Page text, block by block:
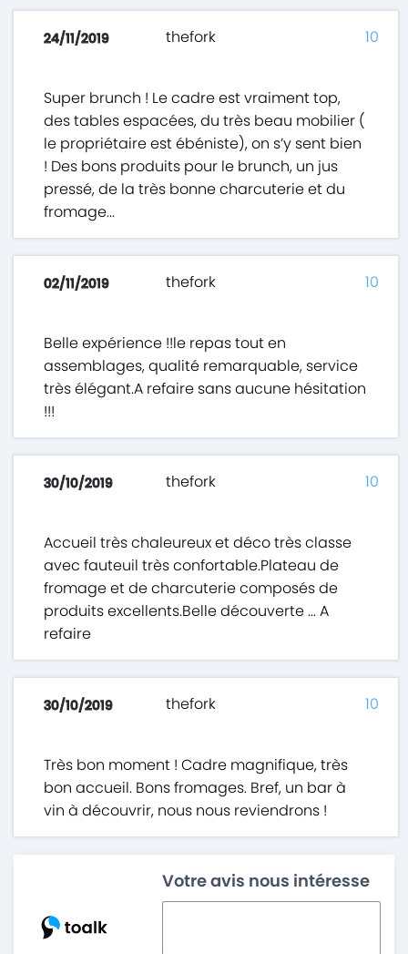
24/11/2019 thefork
Super brunch ! Le cadre est vraiment top,
des tables espacées, du très beau mobilier (
le propriétaire est ébéniste), on s’y sent bien
! Des bons produits pour le brunch, un jus
pressé, de la très bonne charcuterie et du
fromage...
10
02/11/2019 thefork
Belle expérience !!le repas tout en
assemblages, qualité remarquable, service
très élégant.A refaire sans aucune hésitation
!!!
10
30/10/2019 thefork
Accueil très chaleureux et déco très classe
avec fauteuil très confortable.Plateau de
fromage et de charcuterie composés de
produits excellents.Belle découverte ... A
refaire
10
30/10/2019 thefork
Très bon moment ! Cadre magnifique, très
bon accueil. Bons fromages. Bref, un bar à
vin à découvrir, nous nous reviendrons !
10
Votre avis nous intéresse